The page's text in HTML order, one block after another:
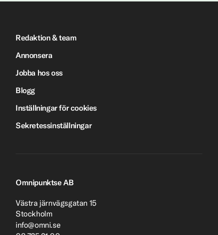
Redaktion & team
Annonsera
Jobba hos oss
Blogg
Inställningar för cookies
Sekretessinställningar
Omnipunktse AB
Västra järnvägsgatan 15
Stockholm
info@omni.se